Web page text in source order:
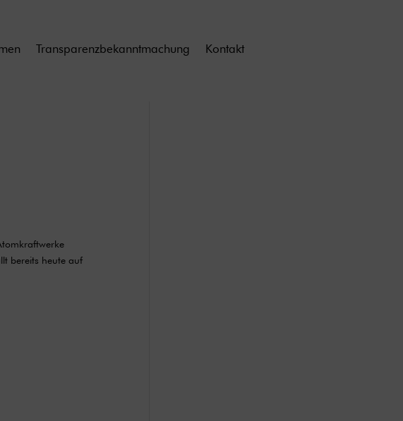
Transparenzbekanntmachung Kontakt
bereits heute auf